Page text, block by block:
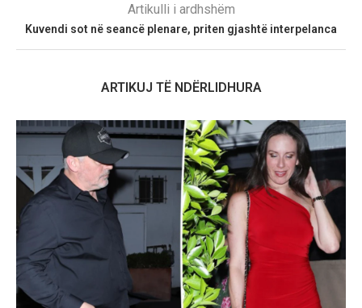
Artikulli i ardhshëm
Kuvendi sot në seancë plenare, priten gjashtë interpelanca
ARTIKUJ TË NDËRLIDHURA